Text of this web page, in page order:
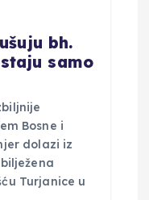
bh.
samo
Bosne i
dolazi iz
Turjanice u